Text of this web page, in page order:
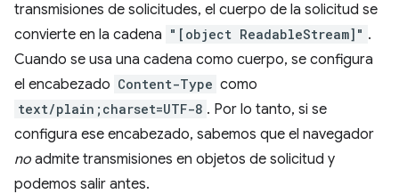
transmisiones de solicitudes, el cuerpo de la solicitud se
convierte en la cadena "[object ReadableStream]" .
Cuando se usa una cadena como cuerpo, se configura
el encabezado Content-Type como
text/plain;charset=UTF-8 . Por lo tanto, si se
configura ese encabezado, sabemos que el navegador
no admite transmisiones en objetos de solicitud y
podemos salir antes.